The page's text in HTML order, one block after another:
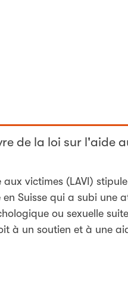
de la loi sur l'aide
aux victimes (LAVI)
Suisse qui a subi une
ou sexuelle
à un soutien et à une